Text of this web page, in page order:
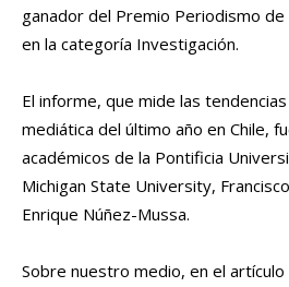
ganador del Premio Periodismo de
en la categoría Investigación.
El informe, que mide las
mediática del último año en Chile,
académicos de la Pontificia
Michigan State University,
Enrique Núñez-Mussa.
Sobre nuestro medio, en el